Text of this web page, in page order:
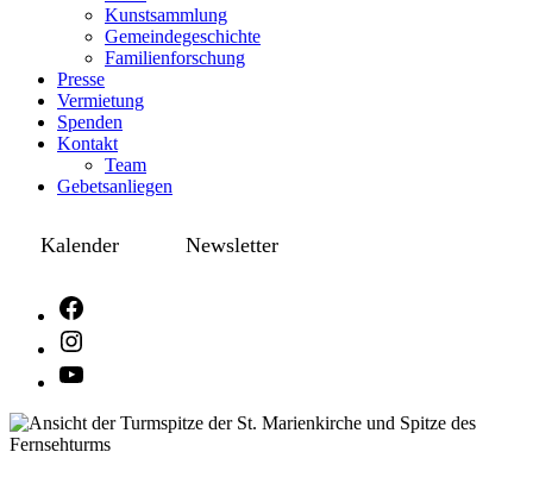
Kunstsammlung
Gemeindegeschichte
Familienforschung
Presse
Vermietung
Spenden
Kontakt
Team
Gebetsanliegen
Kalender Newsletter